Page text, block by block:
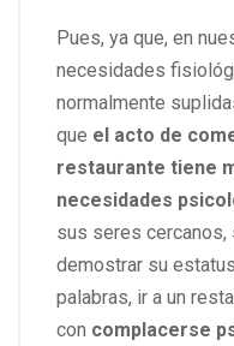
Pues, ya que, en
necesidades
normalmente
que el acto de
restaurante tiene
necesidades
sus seres cercanos,
demostrar su
palabras, ir a un
con complacerse